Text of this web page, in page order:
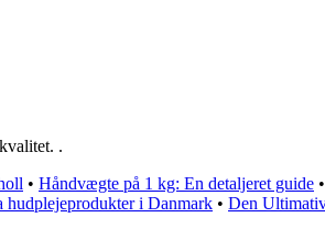
.
• Håndvægte på 1 kg: En detaljeret guide •
hudplejeprodukter i Danmark • Den